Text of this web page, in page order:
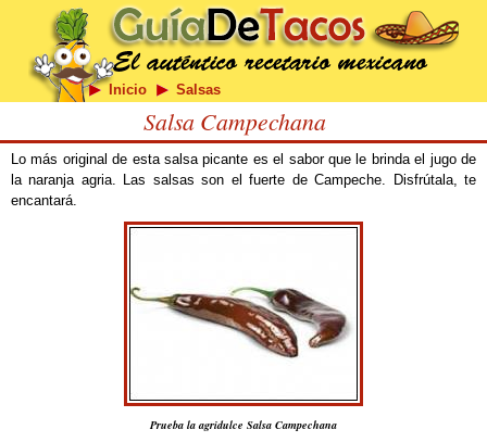
Inicio Salsas
Salsa Campechana
Lo más original de esta salsa picante es el sabor que le brinda el jugo de
la naranja agria. Las salsas son el fuerte de Campeche. Disfrútala, te
encantará.
Prueba la agridulce Salsa Campechana